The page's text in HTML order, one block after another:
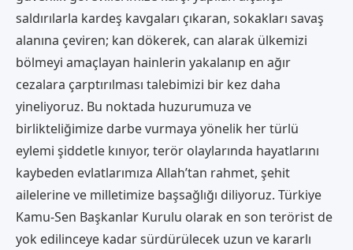
saldırılarla kardeş kavgaları çıkaran, sokakları savaş
alanına çeviren; kan dökerek, can alarak ülkemizi
bölmeyi amaçlayan hainlerin yakalanıp en ağır
cezalara çarptırılması talebimizi bir kez daha
yineliyoruz. Bu noktada huzurumuza ve
birlikteliğimize darbe vurmaya yönelik her türlü
eylemi şiddetle kınıyor, terör olaylarında hayatlarını
kaybeden evlatlarımıza Allah’tan rahmet, şehit
ailelerine ve milletimize başsağlığı diliyoruz. Türkiye
Kamu-Sen Başkanlar Kurulu olarak en son terörist de
yok edilinceye kadar sürdürülecek uzun ve kararlı